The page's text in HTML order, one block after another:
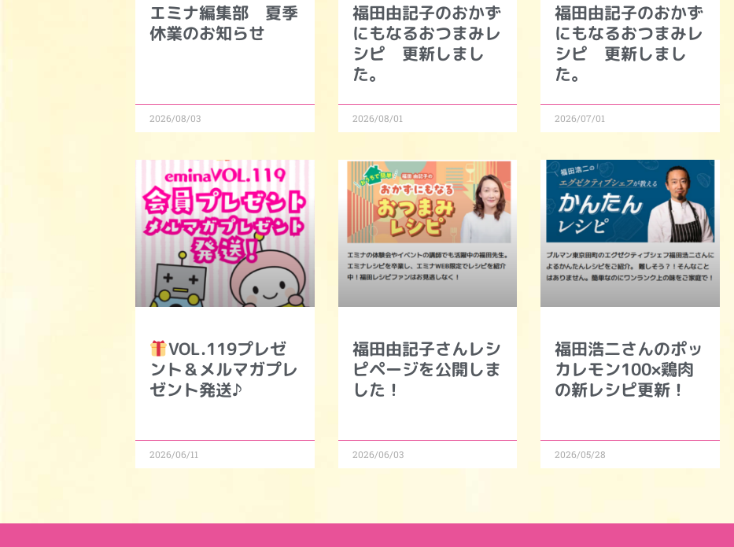
エミナ編集部 夏季
休業のお知らせ
2026/08/03
福田由記子のおかず
にもなるおつまみレ
シピ 更新しまし
た。
2026/08/01
福田由記子のおかず
にもなるおつまみレ
シピ 更新しまし
た。
2026/07/01
VOL.119プレゼ
ント＆メルマガプレ
ゼント発送♪
2026/06/11
福田由記子さんレシ
ピページを公開しま
した！
2026/06/03
福田浩二さんのポッ
カレモン100×鶏肉
の新レシピ更新！
2026/05/28